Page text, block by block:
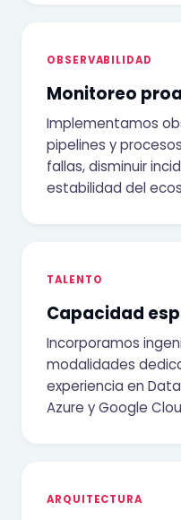
OBSERVABILIDAD
Monitoreo
Implementamos
pipelines y
fallas, disminuir
estabilidad del
TALENTO
Capacidad
Incorporamos
modalidades
experiencia en
Azure y Google
ARQUITECTURA